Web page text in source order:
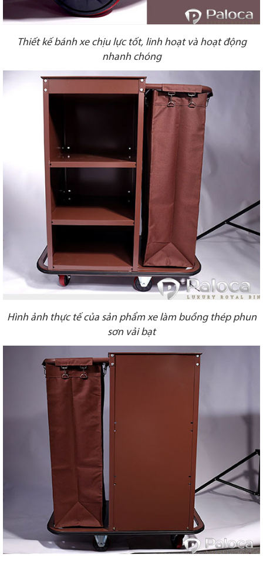
Thiết kế bánh xe chịu lực tốt, linh hoạt và hoạt động
nhanh chóng
Hình ảnh thực tế của sản phẩm xe làm buồng thép phun
sơn vải bạt